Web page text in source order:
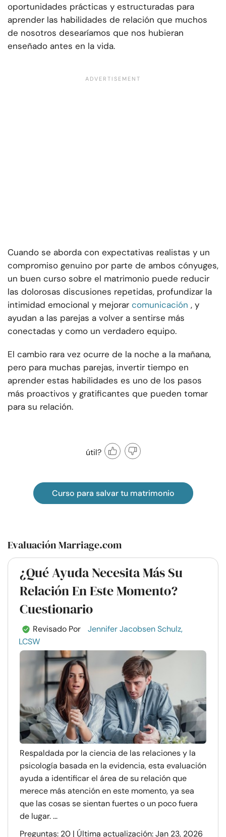
oportunidades prácticas y estructuradas para
aprender las habilidades de relación que muchos
de nosotros desearíamos que nos hubieran
enseñado antes en la vida.
Cuando se aborda con expectativas realistas y un
compromiso genuino por parte de ambos cónyuges,
un buen curso sobre el matrimonio puede reducir
las dolorosas discusiones repetidas, profundizar la
intimidad emocional y mejorar comunicación , y
ayudan a las parejas a volver a sentirse más
conectadas y como un verdadero equipo.
El cambio rara vez ocurre de la noche a la mañana,
pero para muchas parejas, invertir tiempo en
aprender estas habilidades es uno de los pasos
más proactivos y gratificantes que pueden tomar
para su relación.
útil?
Curso para salvar tu matrimonio
Evaluación Marriage.com
¿Qué Ayuda Necesita Más Su
Relación En Este Momento?
Cuestionario
Revisado Por
Jennifer Jacobsen Schulz,
LCSW
Respaldada por la ciencia de las relaciones y la
psicología basada en la evidencia, esta evaluación
ayuda a identificar el área de su relación que
merece más atención en este momento, ya sea
que las cosas se sientan fuertes o un poco fuera
de lugar. ...
Preguntas: 20 | Última actualización: Jan 23, 2026